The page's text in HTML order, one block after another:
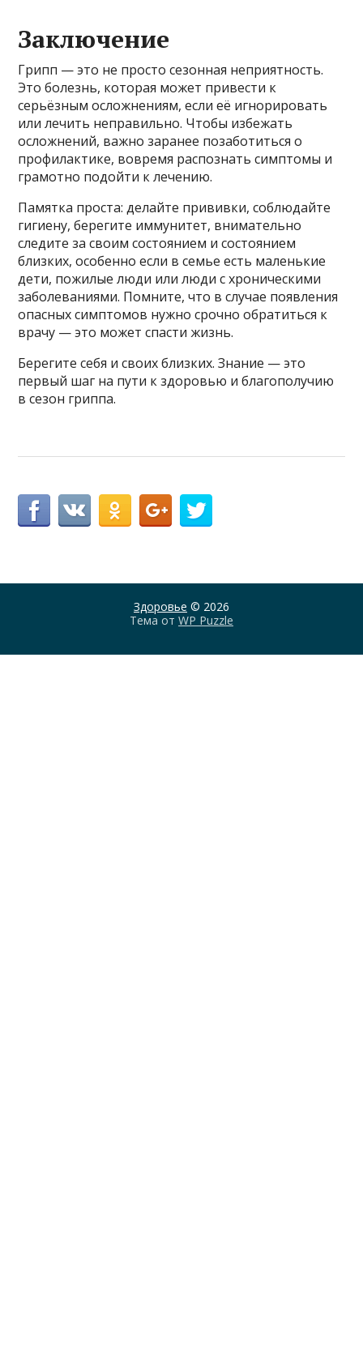
Заключение
Грипп — это не просто сезонная неприятность.
Это болезнь, которая может привести к
серьёзным осложнениям, если её игнорировать
или лечить неправильно. Чтобы избежать
осложнений, важно заранее позаботиться о
профилактике, вовремя распознать симптомы и
грамотно подойти к лечению.
Памятка проста: делайте прививки, соблюдайте
гигиену, берегите иммунитет, внимательно
следите за своим состоянием и состоянием
близких, особенно если в семье есть маленькие
дети, пожилые люди или люди с хроническими
заболеваниями. Помните, что в случае появления
опасных симптомов нужно срочно обратиться к
врачу — это может спасти жизнь.
Берегите себя и своих близких. Знание — это
первый шаг на пути к здоровью и благополучию
в сезон гриппа.
Здоровье © 2026
Тема от WP Puzzle